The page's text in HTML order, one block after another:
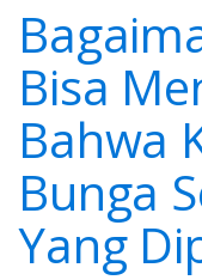
Bisa
Bahwa
Bunga
Yang